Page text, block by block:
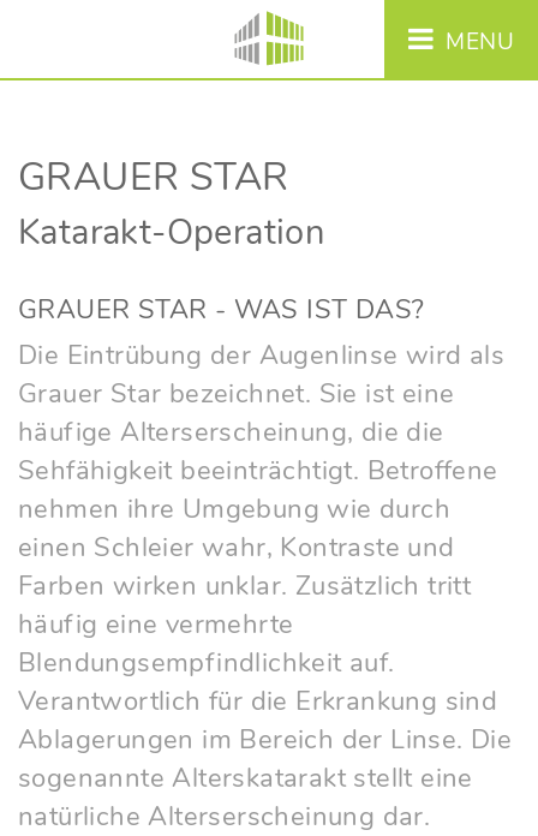
MENU
GRAUER STAR
Katarakt-Operation
GRAUER STAR - WAS IST DAS?
Die Eintrübung der Augenlinse wird als
Grauer Star bezeichnet. Sie ist eine
häufige Alterserscheinung, die die
Sehfähigkeit beeinträchtigt. Betroffene
nehmen ihre Umgebung wie durch
einen Schleier wahr, Kontraste und
Farben wirken unklar. Zusätzlich tritt
häufig eine vermehrte
Blendungsempfindlichkeit auf.
Verantwortlich für die Erkrankung sind
Ablagerungen im Bereich der Linse. Die
sogenannte Alterskatarakt stellt eine
natürliche Alterserscheinung dar.